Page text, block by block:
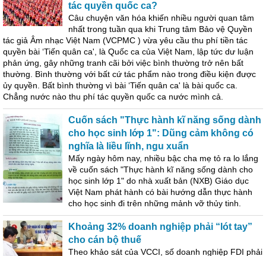
tác quyền quốc ca?
Câu chuyện văn hóa khiến nhiều người quan tâm
nhất trong tuần qua khi Trung tâm Bảo vệ Quyền
tác giả Âm nhạc Việt Nam (VCPMC ) vừa yêu cầu thu phí tiền tác
quyền bài ‘Tiến quân ca', là Quốc ca của Việt Nam, lập tức dư luận
phản ứng, gây những tranh cãi bởi việc bình thường trở nên bất
thường. Bình thường với bất cứ tác phẩm nào trong điều kiện được
ủy quyền. Bất bình thường vì bài ‘Tiến quân ca' là bài quốc ca.
Chẳng nước nào thu phí tác quyền quốc ca nước mình cả.
Cuốn sách "Thực hành kĩ năng sống dành
cho học sinh lớp 1": Dũng cảm không có
nghĩa là liều lĩnh, ngu xuẩn
Mấy ngày hôm nay, nhiều bậc cha mẹ tỏ ra lo lắng
về cuốn sách "Thực hành kĩ năng sống dành cho
học sinh lớp 1" do nhà xuất bản (NXB) Giáo dục
Việt Nam phát hành có bài hướng dẫn thực hành
cho học sinh đi trên những mảnh vỡ thủy tinh.
Khoảng 32% doanh nghiệp phải “lót tay”
cho cán bộ thuế
Theo khảo sát của VCCI, số doanh nghiệp FDI phải